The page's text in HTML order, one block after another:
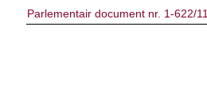
Parlementair document nr. 1-622/11